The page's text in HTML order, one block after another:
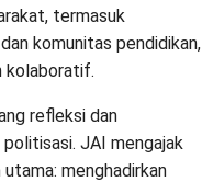
termasuk
komunitas pendidikan,
kolaboratif.
refleksi dan
JAI mengajak
menghadirkan